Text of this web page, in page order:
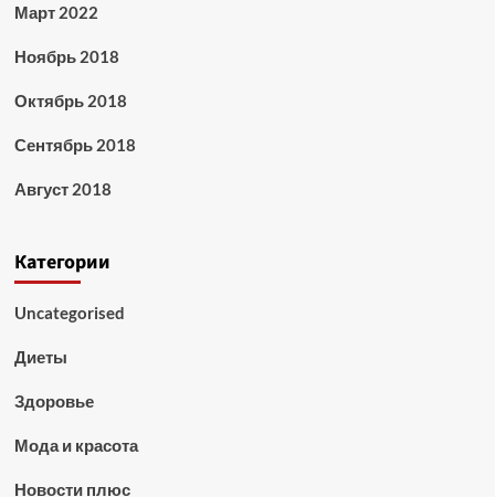
Март 2022
Ноябрь 2018
Октябрь 2018
Сентябрь 2018
Август 2018
Категории
Uncategorised
Диеты
Здоровье
Мода и красота
Новости плюс